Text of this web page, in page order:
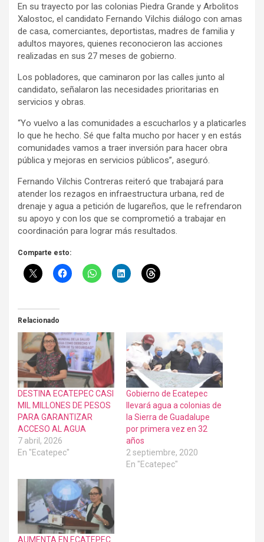
En su trayecto por las colonias Piedra Grande y Arbolitos
Xalostoc, el candidato Fernando Vilchis diálogo con amas
de casa, comerciantes, deportistas, madres de familia y
adultos mayores, quienes reconocieron las acciones
realizadas en sus 27 meses de gobierno.
Los pobladores, que caminaron por las calles junto al
candidato, señalaron las necesidades prioritarias en
servicios y obras.
“Yo vuelvo a las comunidades a escucharlos y a platicarles
lo que he hecho. Sé que falta mucho por hacer y en estás
comunidades vamos a traer inversión para hacer obra
pública y mejoras en servicios públicos”, aseguró.
Fernando Vilchis Contreras reiteró que trabajará para
atender los rezagos en infraestructura urbana, red de
drenaje y agua a petición de lugareños, que le refrendaron
su apoyo y con los que se comprometió a trabajar en
coordinación para lograr más resultados.
Comparte esto:
Relacionado
DESTINA ECATEPEC CASI
MIL MILLONES DE PESOS
PARA GARANTIZAR
ACCESO AL AGUA
7 abril, 2026
En "Ecatepec"
Gobierno de Ecatepec
llevará agua a colonias de
la Sierra de Guadalupe
por primera vez en 32
años
2 septiembre, 2020
En "Ecatepec"
AUMENTA EN ECATEPEC